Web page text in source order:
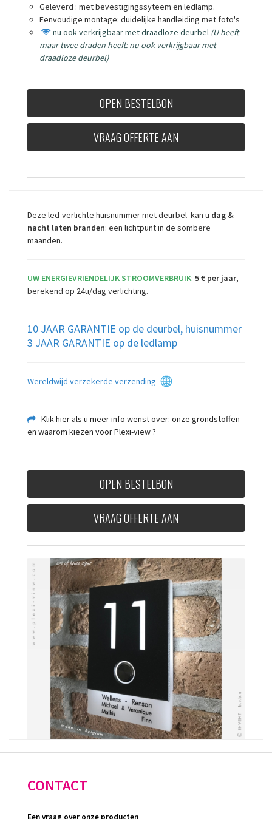
Geleverd : met bevestigingssyteem en ledlamp.
Eenvoudige montage: duidelijke handleiding met foto's
nu ook verkrijgbaar met draadloze deurbel (U heeft
maar twee draden heeft: nu ook verkrijgbaar met
draadloze deurbel)
OPEN BESTELBON
VRAAG OFFERTE AAN
Deze led-verlichte huisnummer met deurbel kan u dag &
nacht laten branden: een lichtpunt in de sombere
maanden.
UW ENERGIEVRIENDELIJK STROOMVERBRUIK: 5 € per jaar,
berekend op 24u/dag verlichting.
10 JAAR GARANTIE op de deurbel, huisnummer
3 JAAR GARANTIE op de ledlamp
Wereldwijd verzekerde verzending
Klik hier als u meer info wenst over: onze grondstoffen
en waarom kiezen voor Plexi-view ?
OPEN BESTELBON
VRAAG OFFERTE AAN
CONTACT
Een vraag over onze producten